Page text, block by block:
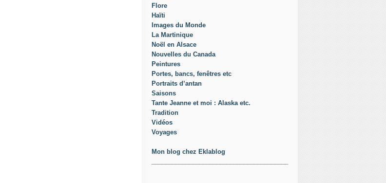
Flore
Haïti
Images du Monde
La Martinique
Noël en Alsace
Nouvelles du Canada
Peintures
Portes, bancs, fenêtres etc
Portraits d’antan
Saisons
Tante Jeanne et moi : Alaska etc.
Tradition
Vidéos
Voyages
Mon blog chez Eklablog